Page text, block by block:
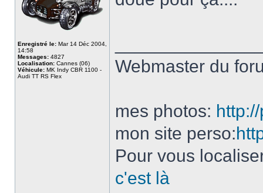
Enregistré le: Mar 14 Déc 2004,
14:58
Messages: 4827
Localisation: Cannes (06)
Véhicule: MK Indy CBR 1100 -
Audi TT RS Flex
Webmaster du
mes photos:
mon site perso:
Pour vous
c'est là